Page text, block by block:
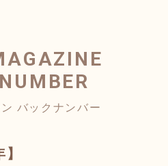
バックナンバー